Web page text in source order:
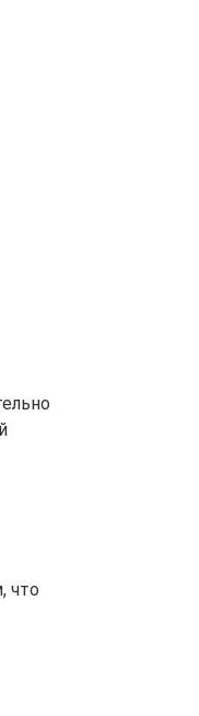
что